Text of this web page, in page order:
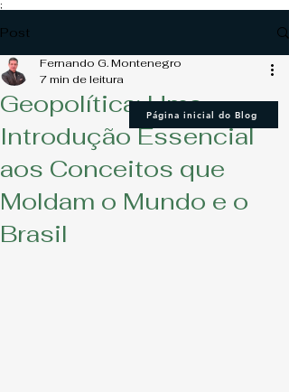
;
Post
Geopolítica: Uma
Introdução Essencial
aos Conceitos que
Moldam o Mundo e o
Brasil
Fernando G. Montenegro
7 min de leitura
Página inicial do Blog